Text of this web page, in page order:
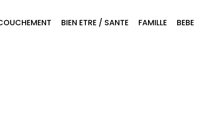
BIEN ETRE / SANTE FAMILLE BEBE